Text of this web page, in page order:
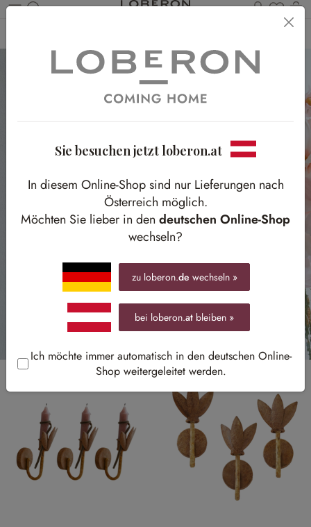
Du
Sie besuchen jetzt loberon.at
In diesem Online-Shop sind nur Lieferungen nach
Österreich möglich.
Möchten Sie lieber in den deutschen Online-Shop
wechseln?
zu loberon.de wechseln »
bei loberon.at bleiben »
Ich möchte immer automatisch in den deutschen Online-
Shop weitergeleitet werden.